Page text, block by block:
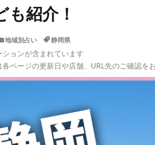
も紹介！
地域別占い 静岡県
ョンが含まれています
ページの更新日や店舗、URL先のご確認を